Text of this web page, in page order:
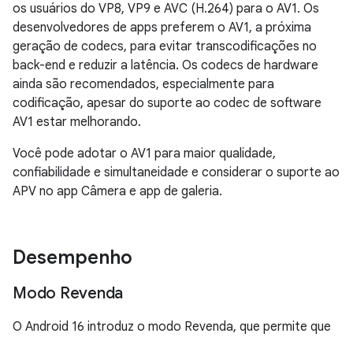
os usuários do VP8, VP9 e AVC (H.264) para o AV1. Os
desenvolvedores de apps preferem o AV1, a próxima
geração de codecs, para evitar transcodificações no
back-end e reduzir a latência. Os codecs de hardware
ainda são recomendados, especialmente para
codificação, apesar do suporte ao codec de software
AV1 estar melhorando.
Você pode adotar o AV1 para maior qualidade,
confiabilidade e simultaneidade e considerar o suporte ao
APV no app Câmera e app de galeria.
Desempenho
Modo Revenda
O Android 16 introduz o modo Revenda, que permite que